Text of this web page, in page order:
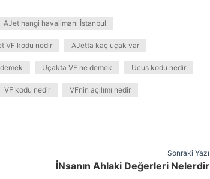
AJet hangi havalimanı İstanbul
VF kodu nedir AJetta kaç uçak var
Uçakta VF ne demek Ucus kodu nedir
VF kodu nedir VFnin açılımı nedir
Sonraki Yazı
İNsanın Ahlaki Değerleri Nelerdir